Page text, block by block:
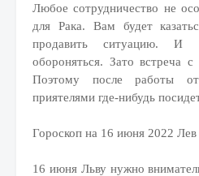
Любое сотрудничество не
для Рака. Вам будет
продавить ситуацию. И
обороняться. Зато встреча
Поэтому после работы
приятелями где-нибудь
Гороскоп на 16 июня 2022 Лев
16 июня Льву нужно